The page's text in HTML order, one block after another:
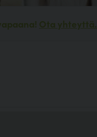
Ota yhteyttä.